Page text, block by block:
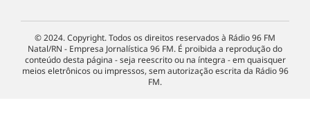
© 2024. Copyright. Todos os direitos reservados à Rádio 96 FM
Natal/RN - Empresa Jornalística 96 FM. É proibida a reprodução do
conteúdo desta página - seja reescrito ou na íntegra - em quaisquer
meios eletrônicos ou impressos, sem autorização escrita da Rádio 96
FM.